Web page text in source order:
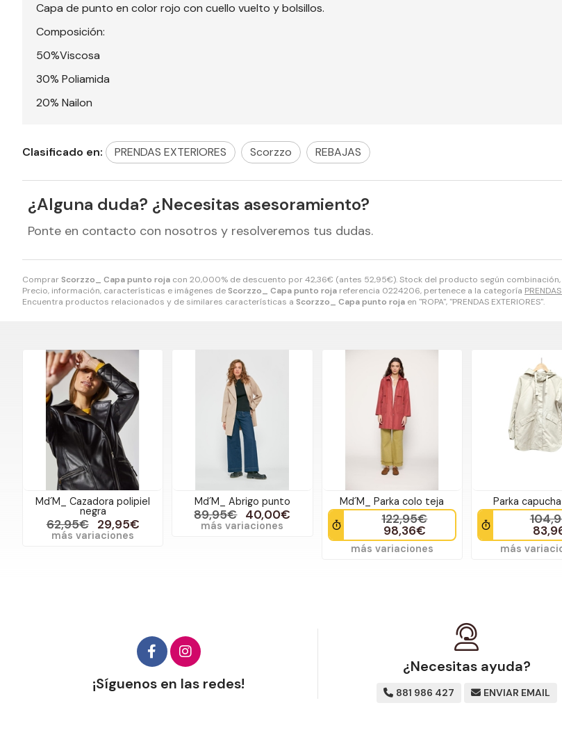
ComprarScorzzo_ Capa punto roja con 20,000% de descuento por42,36€ (antes 52,95€). Stock del producto según
Precio, información, características e imágenes deScorzzo_ Capa punto roja referencia 0224206, pertenece a la categoría
Encuentra productos relacionados y de similares características a Scorzzo_ Capa punto roja en "ROPA", "PRENDAS EXTERIORES".
Capa de punto en color rojo con cuello vuelto y bolsillos.
Composición:
50%Viscosa
30% Poliamida
20% Nailon
Clasificado en: PRENDAS EXTERIORES Scorzzo REBAJAS
¿Alguna duda? ¿Necesitas asesoramiento?
Ponte en contacto con nosotros y resolveremos tus dudas.
Md´M_ Cazadora polipiel
negra
62,95€ 29,95€
más variaciones
Md´M_ Abrigo punto
89,95€ 40,00€
más variaciones
Md´M_ Parka colo teja
122,95€
98,36€
más variaciones
Parka
más
¡Síguenos en las redes!
¿Necesitas ayuda?
881 986 427 ENVIAR EMAIL